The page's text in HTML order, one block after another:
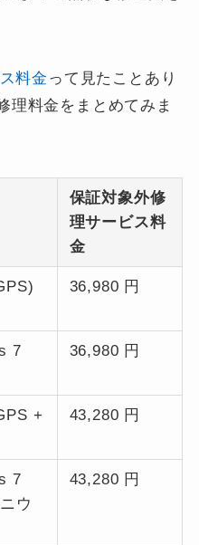
料金 って見たことあり
理料金をまとめてみま
保証対象外修
理サービス料
金
36,980 円
7
36,980 円
+
43,280 円
7
ウ
43,280 円